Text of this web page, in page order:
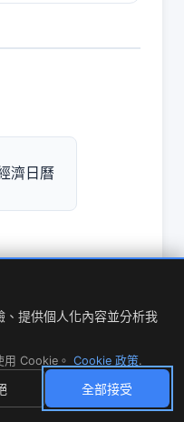
濟日曆
提供個人化內容並分析我
用 Cookie。 Cookie 政策.
全部接受